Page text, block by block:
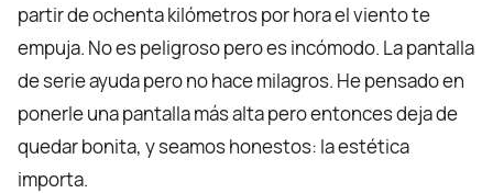
partir de ochenta kilómetros por hora el viento te
empuja. No es peligroso pero es incómodo. La pantalla
de serie ayuda pero no hace milagros. He pensado en
ponerle una pantalla más alta pero entonces deja de
quedar bonita, y seamos honestos: la estética
importa.